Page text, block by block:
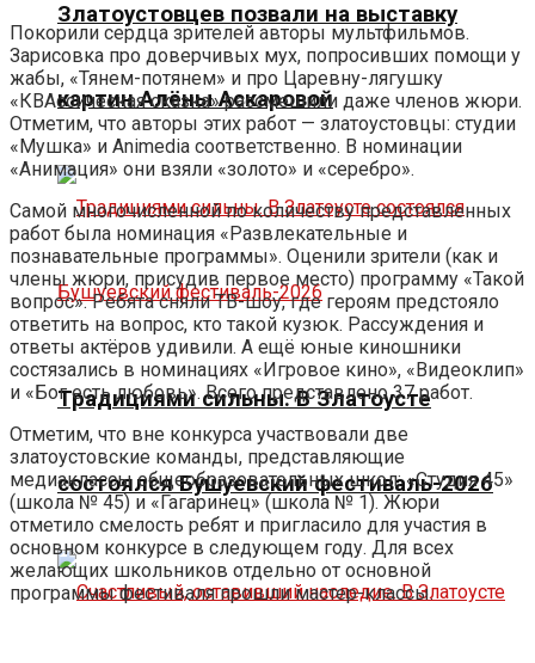
Златоустовцев позвали на выставку
картин Алёны Аскаровой
Традициями сильны. В Златоусте
состоялся Бушуевский фестиваль-2026
Покорили сердца зрителей авторы мультфильмов.
Зарисовка про доверчивых мух, попросивших помощи у
жабы, «Тянем-потянем» и про Царевну-лягушку
«КВАссическая сказка» рассмешили даже членов жюри.
Отметим, что авторы этих работ — златоустовцы: студии
«Мушка» и Animedia соответственно. В номинации
«Анимация» они взяли «золото» и «серебро».
Самой многочисленной по количеству представленных
работ была номинация «Развлекательные и
познавательные программы». Оценили зрители (как и
члены жюри, присудив первое место) программу «Такой
вопрос». Ребята сняли ТВ-шоу, где героям предстояло
ответить на вопрос, кто такой кузюк. Рассуждения и
ответы актёров удивили. А ещё юные киношники
состязались в номинациях «Игровое кино», «Видеоклип»
и «Бог есть любовь». Всего представлено 37 работ.
Отметим, что вне конкурса участвовали две
златоустовские команды, представляющие
медиаклассы общеобразовательных школ: «Студия 45»
(школа № 45) и «Гагаринец» (школа № 1). Жюри
отметило смелость ребят и пригласило для участия в
основном конкурсе в следующем году. Для всех
желающих школьников отдельно от основной
программы фестиваля прошли мастер-классы.